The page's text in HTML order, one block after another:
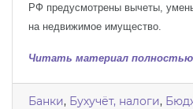
РФ предусмотрены вычеты,
на недвижимое имущество.
Читать материал полностью
Банки, Бухучёт, налоги,